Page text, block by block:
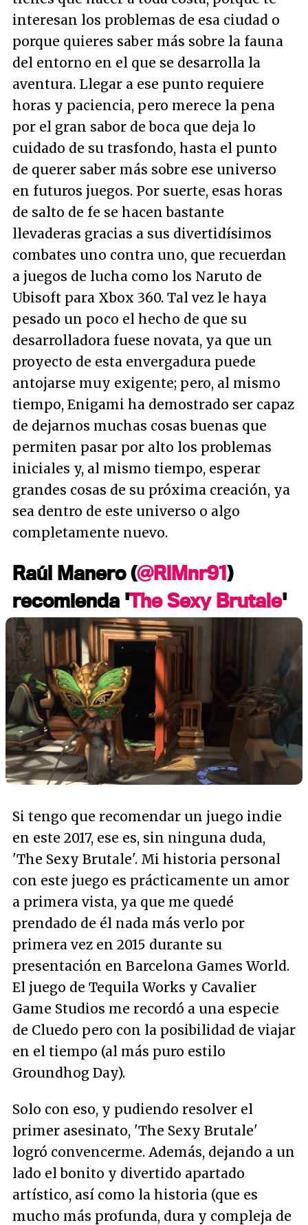
interesan los problemas de esa ciudad o
porque quieres saber más sobre la fauna
del entorno en el que se desarrolla la
aventura. Llegar a ese punto requiere
horas y paciencia, pero merece la pena
por el gran sabor de boca que deja lo
cuidado de su trasfondo, hasta el punto
de querer saber más sobre ese universo
en futuros juegos. Por suerte, esas horas
de salto de fe se hacen bastante
llevaderas gracias a sus divertidísimos
combates uno contra uno, que recuerdan
a juegos de lucha como los Naruto de
Ubisoft para Xbox 360. Tal vez le haya
pesado un poco el hecho de que su
desarrolladora fuese novata, ya que un
proyecto de esta envergadura puede
antojarse muy exigente; pero, al mismo
tiempo, Enigami ha demostrado ser capaz
de dejarnos muchas cosas buenas que
permiten pasar por alto los problemas
iniciales y, al mismo tiempo, esperar
grandes cosas de su próxima creación, ya
sea dentro de este universo o algo
completamente nuevo.
Raúl Manero (@RlMnr91)
recomienda 'The Sexy Brutale'
Si tengo que recomendar un juego indie
en este 2017, ese es, sin ninguna duda,
'The Sexy Brutale'. Mi historia personal
con este juego es prácticamente un amor
a primera vista, ya que me quedé
prendado de él nada más verlo por
primera vez en 2015 durante su
presentación en Barcelona Games World.
El juego de Tequila Works y Cavalier
Game Studios me recordó a una especie
de Cluedo pero con la posibilidad de viajar
en el tiempo (al más puro estilo
Groundhog Day).
Solo con eso, y pudiendo resolver el
primer asesinato, 'The Sexy Brutale'
logró convencerme. Además, dejando a un
lado el bonito y divertido apartado
artístico, así como la historia (que es
mucho más profunda, dura y compleja de